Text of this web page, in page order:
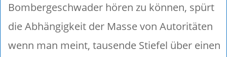
Bombergeschwader hören zu können, spürt
die Abhängigkeit der Masse von Autoritäten
wenn man meint, tausende Stiefel über einen